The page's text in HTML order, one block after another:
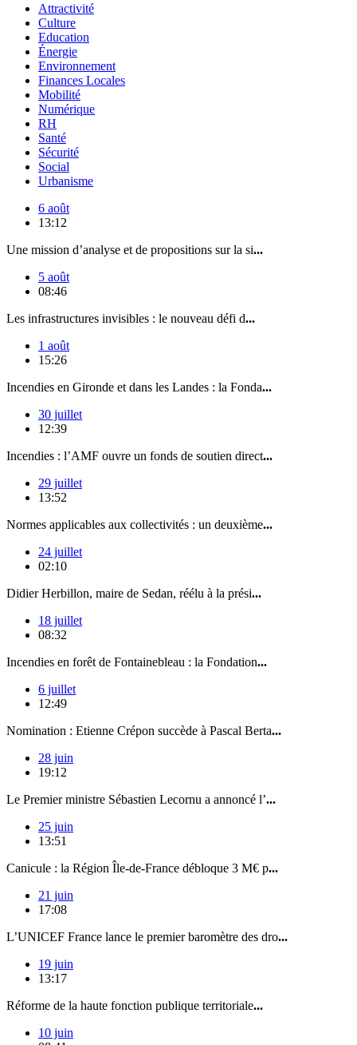
Attractivité
Culture
Education
Énergie
Environnement
Finances Locales
Mobilité
Numérique
RH
Santé
Sécurité
Social
Urbanisme
6 août
13:12
Une mission d’analyse et de propositions sur la si...
5 août
08:46
Les infrastructures invisibles : le nouveau défi d...
1 août
15:26
Incendies en Gironde et dans les Landes : la Fonda...
30 juillet
12:39
Incendies : l’AMF ouvre un fonds de soutien direct...
29 juillet
13:52
Normes applicables aux collectivités : un deuxième...
24 juillet
02:10
Didier Herbillon, maire de Sedan, réélu à la prési...
18 juillet
08:32
Incendies en forêt de Fontainebleau : la Fondation...
6 juillet
12:49
Nomination : Etienne Crépon succède à Pascal Berta...
28 juin
19:12
Le Premier ministre Sébastien Lecornu a annoncé l’...
25 juin
13:51
Canicule : la Région Île-de-France débloque 3 M€ p...
21 juin
17:08
L’UNICEF France lance le premier baromètre des dro...
19 juin
13:17
Réforme de la haute fonction publique territoriale...
10 juin